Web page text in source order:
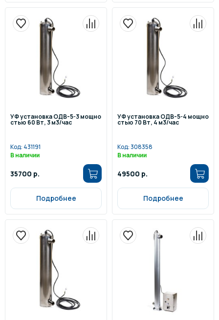
УФ установка ОДВ-5-3 мощно
стью 60 Вт, 3 м3/час
Код: 431191
В наличии
35700 р.
Подробнее
УФ установка ОДВ-5-4 мощно
стью 70 Вт, 4 м3/час
Код:308358
В наличии
49500 р.
Подробнее